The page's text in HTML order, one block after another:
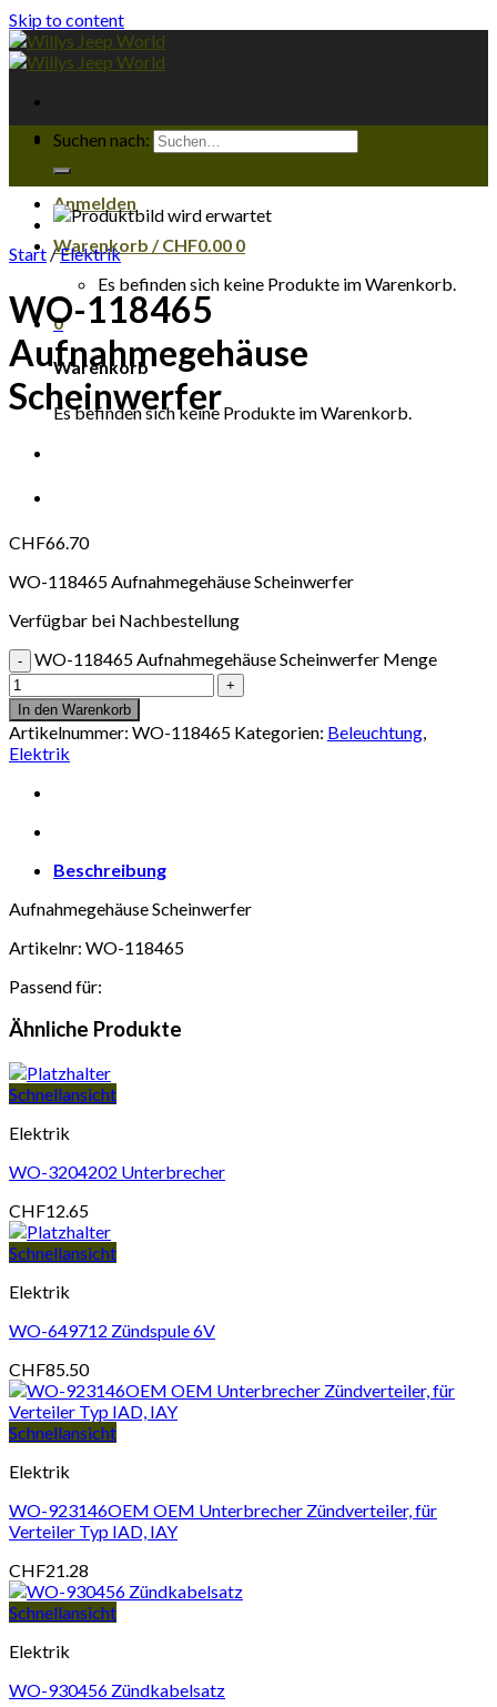
Skip to content
Suchen nach:
Anmelden
Warenkorb /CHF0.00 0
Es befinden sich keine Produkte im Warenkorb.
0
Warenkorb
Es befinden sich keine Produkte im Warenkorb.
Start /Elektrik
WO-118465
Aufnahmegehäuse
Scheinwerfer
CHF66.70
WO-118465 Aufnahmegehäuse Scheinwerfer
Verfügbar bei Nachbestellung
WO-118465 Aufnahmegehäuse Scheinwerfer Menge
In den Warenkorb
Artikelnummer: WO-118465 Kategorien: Beleuchtung
Elektrik
Beschreibung
Aufnahmegehäuse Scheinwerfer
Artikelnr: WO-118465
Passend für:
Ähnliche Produkte
Schnellansicht
Elektrik
WO-3204202 Unterbrecher
CHF12.65
Schnellansicht
Elektrik
WO-649712 Zündspule 6V
CHF85.50
Schnellansicht
Elektrik
WO-923146OEM OEM Unterbrecher Zündverteiler, für
Verteiler Typ IAD, IAY
CHF21.28
Schnellansicht
Elektrik
WO-930456 Zündkabelsatz